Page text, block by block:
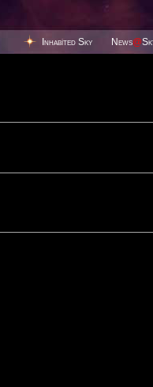
Inhabited Sky News@